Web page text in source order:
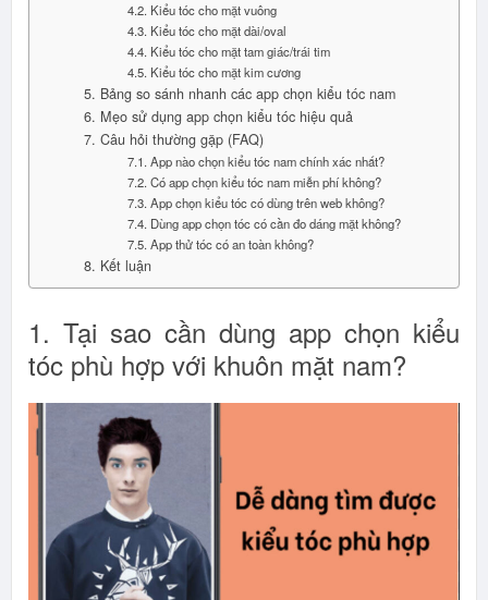
4.2. Kiểu tóc cho mặt vuông
4.3. Kiểu tóc cho mặt dài/oval
4.4. Kiểu tóc cho mặt tam giác/trái tim
4.5. Kiểu tóc cho mặt kim cương
5. Bảng so sánh nhanh các app chọn kiểu tóc nam
6. Mẹo sử dụng app chọn kiểu tóc hiệu quả
7. Câu hỏi thường gặp (FAQ)
7.1. App nào chọn kiểu tóc nam chính xác nhất?
7.2. Có app chọn kiểu tóc nam miễn phí không?
7.3. App chọn kiểu tóc có dùng trên web không?
7.4. Dùng app chọn tóc có cần đo dáng mặt không?
7.5. App thử tóc có an toàn không?
8. Kết luận
1. Tại sao cần dùng app chọn kiểu
tóc phù hợp với khuôn mặt nam?